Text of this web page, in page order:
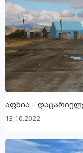
აფნია –
13.10.2022